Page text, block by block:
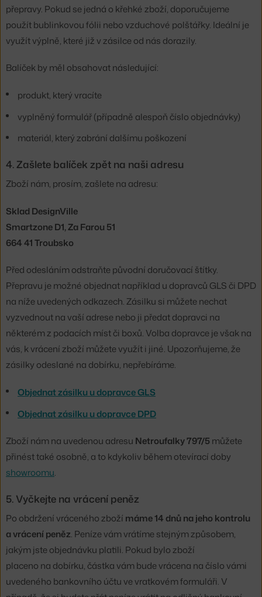
přepravy. Pokud se jedná o křehké zboží, doporučujeme
použít bublinkovou fólii nebo vzduchové polštářky. Ideální je
využít výplně, které již v zásilce od nás dorazily.
Balíček by měl obsahovat následující:
produkt, který vracíte
vyplněný formulář (případně alespoň číslo objednávky)
materiál, který zabrání dalšímu poškození
4. Zašlete balíček zpět na naši adresu
Zboží nám, prosím, zašlete na adresu:
Sklad DesignVille
Smartzone D1, Za Farou 51
664 41 Troubsko
Před odesláním odstraňte původní doručovací štítky.
Přepravu je možné objednat například u dopravců GLS či DPD
na níže uvedených odkazech. Zásilku si můžete nechat
vyzvednout na vaší adrese nebo ji předat dopravci na
některém z podacích míst či boxů. Volba dopravce je však na
vás, k vrácení zboží můžete využít i jiné. Upozorňujeme, že
zásilky odeslané na dobírku, nepřebíráme.
Objednat zásilku u dopravce GLS
Objednat zásilku u dopravce DPD
Zboží nám na uvedenou adresu Netroufalky 797/5můžete
přinést také osobně, a to kdykoliv během otevírací doby
showroomu.
5. Vyčkejte na vrácení peněz
Po obdržení vráceného zboží máme 14 dnů na jeho kontrolu
a vrácení peněz. Peníze vám vrátíme stejným způsobem,
jakým jste objednávku platili. Pokud bylo zboží
placeno na dobírku, částka vám bude vrácena na číslo vámi
uvedeného bankovního účtu ve vratkovém formuláři. V